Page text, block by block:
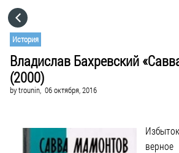
История
Владислав Бахревский
(2000)
bytrounin, 06 октября, 2016
CATEGORIES
VISIT WEBSITE